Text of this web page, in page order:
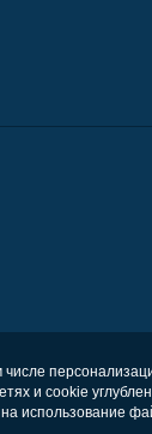
и cookie
использование